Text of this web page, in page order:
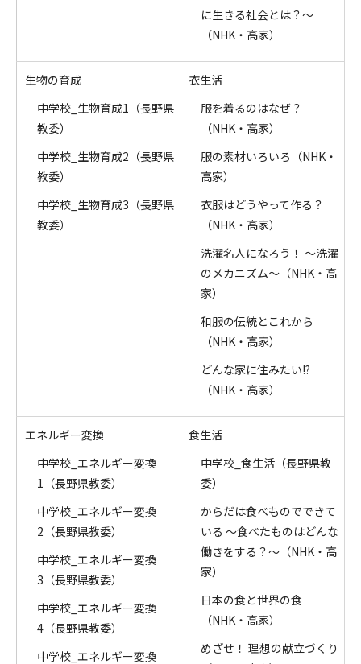
に生きる社会とは？～
（NHK・高家）
生物の育成
中学校_生物育成1（長野県
教委）
中学校_生物育成2（長野県
教委）
中学校_生物育成3（長野県
教委）
衣生活
服を着るのはなぜ？
（NHK・高家）
服の素材いろいろ（NHK・
高家）
衣服はどうやって作る？
（NHK・高家）
洗濯名人になろう！ ～洗濯
のメカニズム～（NHK・高
家）
和服の伝統とこれから
（NHK・高家）
どんな家に住みたい!?
（NHK・高家）
エネルギー変換
中学校_エネルギー変換
1（長野県教委）
中学校_エネルギー変換
2（長野県教委）
中学校_エネルギー変換
3（長野県教委）
中学校_エネルギー変換
4（長野県教委）
中学校_エネルギー変換
食生活
中学校_食生活（長野県教
委）
からだは食べものでできて
いる ～食べたものはどんな
働きをする？～（NHK・高
家）
日本の食と世界の食
（NHK・高家）
めざせ！ 理想の献立づくり